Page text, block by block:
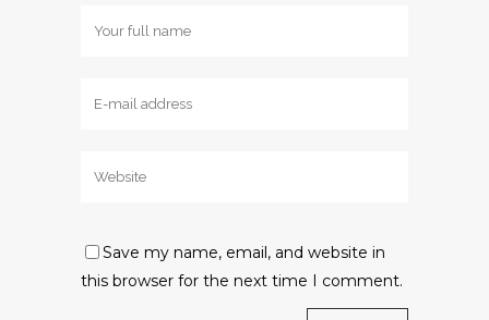
Save my name, email, and website in
this browser for the next time I comment.